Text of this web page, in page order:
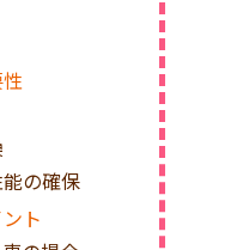
の確保
ト